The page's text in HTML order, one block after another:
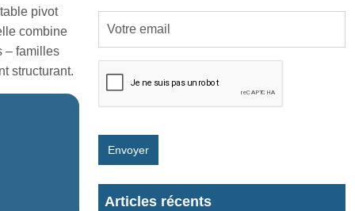
pivot
combine
– familles
structurant.
Envoyer
Articles récents